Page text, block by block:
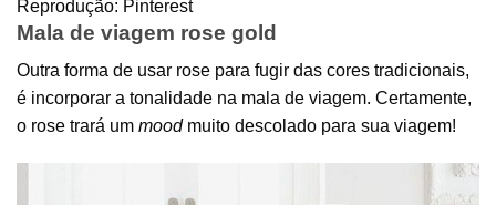
Reprodução: Pinterest
Mala de viagem rose gold
Outra forma de usar rose para fugir das cores tradicionais,
é incorporar a tonalidade na mala de viagem. Certamente,
o rose trará um moodmuito descolado para sua viagem!